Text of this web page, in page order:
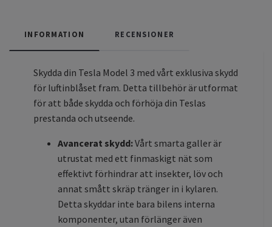
INFORMATION RECENSIONER
Skydda din Tesla Model 3 med vårt exklusiva skydd
för luftinblåset fram. Detta tillbehör är utformat
för att både skydda och förhöja din Teslas
prestanda och utseende.
Avancerat skydd:Vårt smarta galler är
utrustat med ett finmaskigt nät som
effektivt förhindrar att insekter, löv och
annat smått skräp tränger in i kylaren.
Detta skyddar inte bara bilens interna
komponenter, utan förlänger även